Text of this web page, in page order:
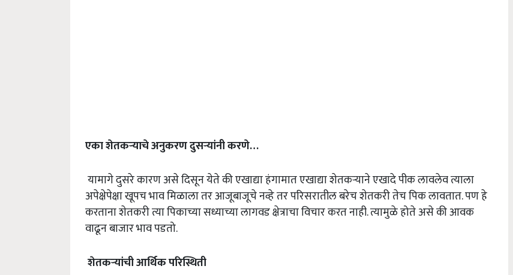
एका शेतकऱ्याचे अनुकरण दुसऱ्यांनी करणे…
यामागे दुसरे कारण असे दिसून येते की एखाद्या हंगामात एखाद्या शेतकऱ्याने एखादे पीक लावलेव त्याला
अपेक्षेपेक्षा खूपच भाव मिळाला तर आजूबाजूचे नव्हे तर परिसरातील बरेच शेतकरी तेच पिक लावतात. पण हे
करताना शेतकरी त्या पिकाच्या सध्याच्या लागवड क्षेत्राचा विचार करत नाही. त्यामुळे होते असे की आवक
वाढून बाजार भाव पडतो.
शेतकऱ्यांची आर्थिक परिस्थिती